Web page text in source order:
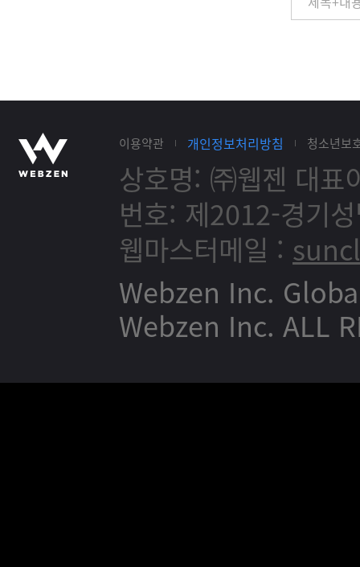
이용약관 개인정보처리방침 청소년보
상호명: ㈜웹젠 대표
번호: 제2012-경기
웹마스터메일 :
Webzen Inc.
Webzen Inc. ALL